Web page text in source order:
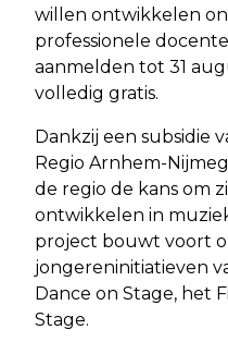
willen ontwikkelen
professionele
aanmelden tot 31
volledig gratis.
Dankzij een subsidie
Regio Arnhem-
de regio de kans om
ontwikkelen in
project bouwt voort
jongereninitiatieven
Dance on Stage, het
Stage.